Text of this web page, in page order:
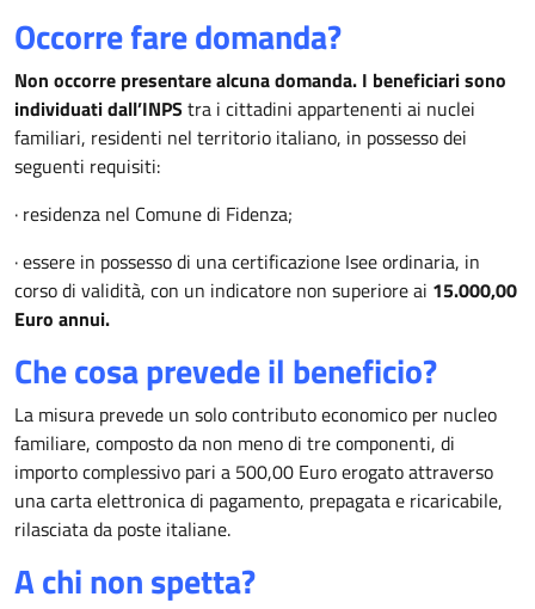
Occorre fare domanda?
Non occorre presentare alcuna domanda. I beneficiari sono
individuati dall’INPS tra i cittadini appartenenti ai nuclei
familiari, residenti nel territorio italiano, in possesso dei
seguenti requisiti:
· residenza nel Comune di Fidenza;
· essere in possesso di una certificazione Isee ordinaria, in
corso di validità, con un indicatore non superiore ai 15.000,00
Euro annui.
Che cosa prevede il beneficio?
La misura prevede un solo contributo economico per nucleo
familiare, composto da non meno di tre componenti, di
importo complessivo pari a 500,00 Euro erogato attraverso
una carta elettronica di pagamento, prepagata e ricaricabile,
rilasciata da poste italiane.
A chi non spetta?